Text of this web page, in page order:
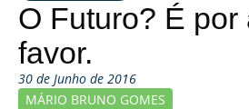
O Futuro? É por
favor.
30 de Junho de 2016
MÁRIO BRUNO GOMES